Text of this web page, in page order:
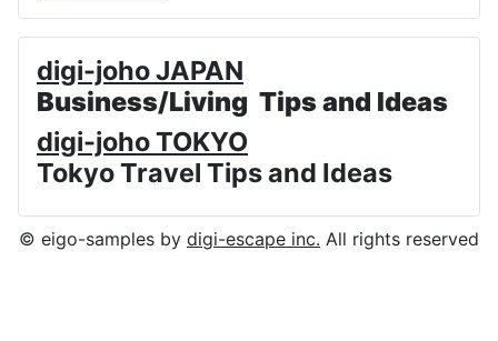
digi-joho JAPAN
Business/Living Tips and Ideas
digi-joho TOKYO
Tokyo Travel Tips and Ideas
© eigo-samples by digi-escape inc. All rights reserved